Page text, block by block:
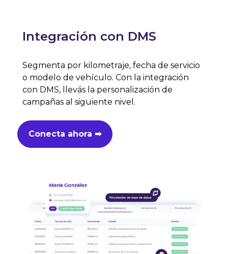
Integración con DMS
Segmenta por kilometraje, fecha de servicio
o modelo de vehículo. Con la integración
con DMS, llevás la personalización de
campañas al siguiente nivel.
Conecta ahora ➡